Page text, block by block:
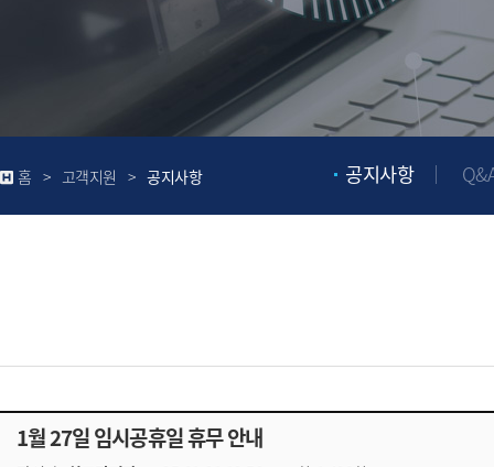
홈 > 고객지원 >공지사항 공지사항
1월 27일 임시공휴일 휴무 안내